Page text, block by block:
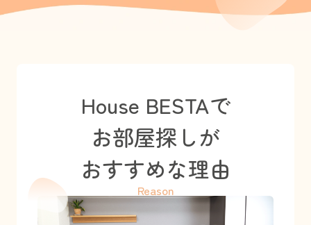
House BESTAで
お部屋探しが
おすすめな理由
Reason